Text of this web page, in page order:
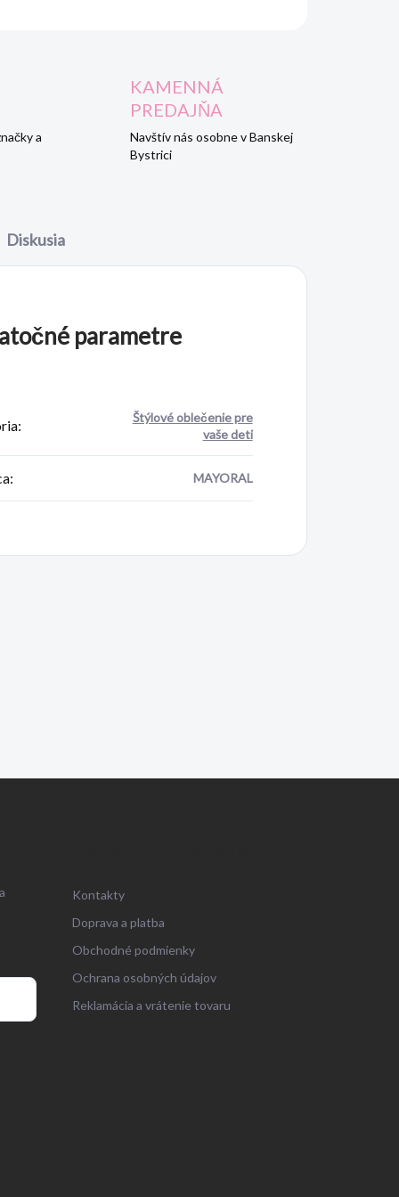
a
KAMENNÁ
PREDAJŇA
Navštív nás osobne v Banskej
Bystrici
Diskusia
parametre
:
Štýlové oblečenie pre
vaše deti
: MAYORAL
Kontakty
Doprava a platba
Obchodné podmienky
Ochrana osobných údajov
Reklamácia a vrátenie tovaru